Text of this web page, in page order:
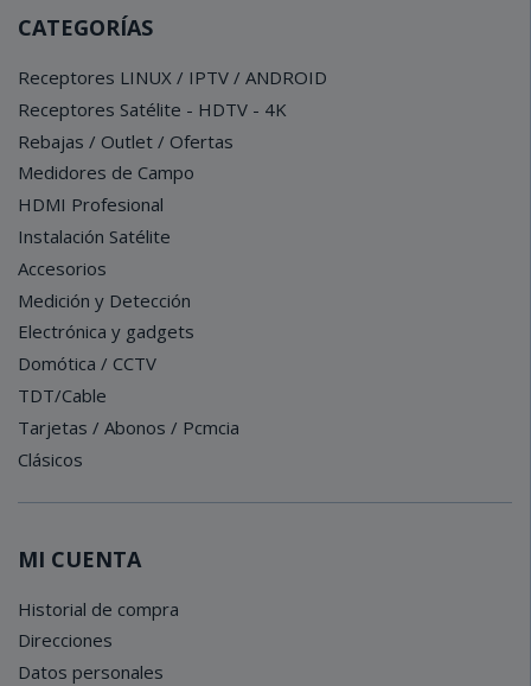
CATEGORÍAS
Receptores LINUX / IPTV / ANDROID
Receptores Satélite - HDTV - 4K
Rebajas / Outlet / Ofertas
Medidores de Campo
HDMI Profesional
Instalación Satélite
Accesorios
Medición y Detección
Electrónica y gadgets
Domótica / CCTV
TDT/Cable
Tarjetas / Abonos / Pcmcia
Clásicos
MI CUENTA
Historial de compra
Direcciones
Datos personales